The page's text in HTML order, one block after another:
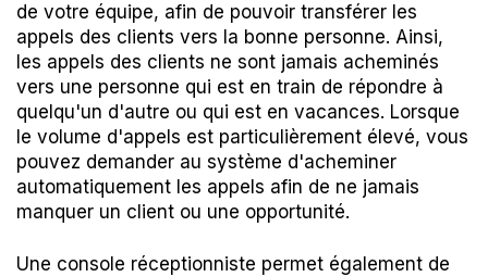
de votre équipe, afin de pouvoir transférer les
appels des clients vers la bonne personne. Ainsi,
les appels des clients ne sont jamais acheminés
vers une personne qui est en train de répondre à
quelqu'un d'autre ou qui est en vacances. Lorsque
le volume d'appels est particulièrement élevé, vous
pouvez demander au système d'acheminer
automatiquement les appels afin de ne jamais
manquer un client ou une opportunité.
Une console réceptionniste permet également de